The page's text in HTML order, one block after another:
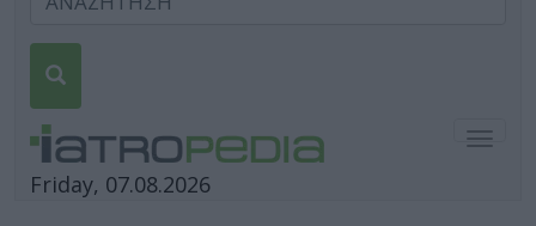
Friday, 07.08.2026